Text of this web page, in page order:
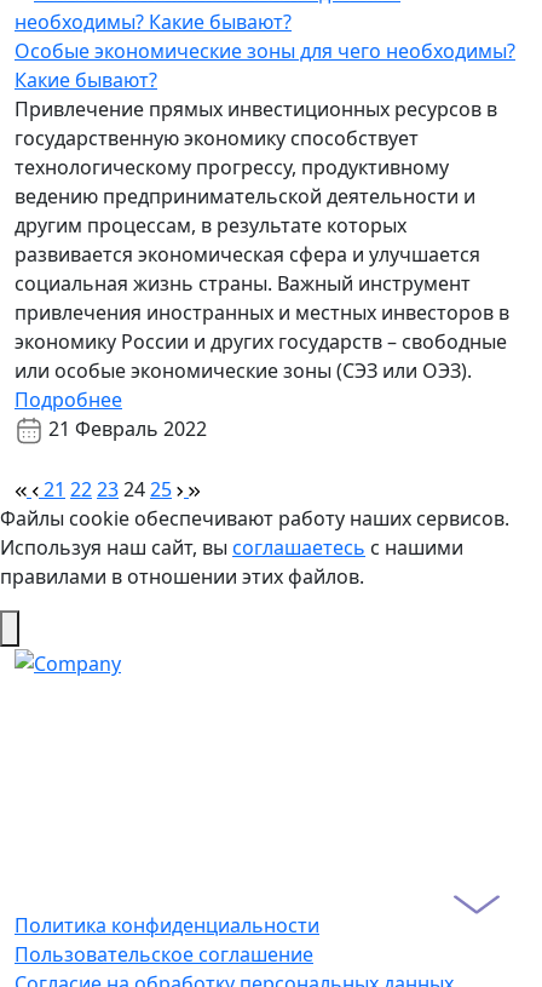
Особые экономические зоны для чего необходимы?
Какие бывают?
Привлечение прямых инвестиционных ресурсов в
государственную экономику способствует
технологическому прогрессу, продуктивному
ведению предпринимательской деятельности и
другим процессам, в результате которых
развивается экономическая сфера и улучшается
социальная жизнь страны. Важный инструмент
привлечения иностранных и местных инвесторов в
экономику России и других государств – свободные
или особые экономические зоны (СЭЗ или ОЭЗ).
Подробнее
21 Февраль 2022
21 22232425
Файлы cookie обеспечивают работу наших сервисов.
Используя наш сайт, вы соглашаетесь с нашими
правилами в отношении этих файлов.
Политика конфиденциальности
Пользовательское соглашение